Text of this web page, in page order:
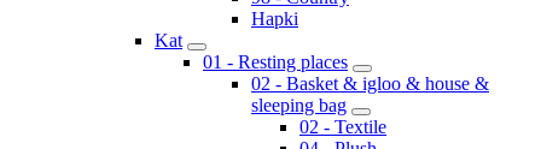
Hapki
Kat
01 - Resting places
02 - Basket & igloo & house &
sleeping bag
02 - Textile